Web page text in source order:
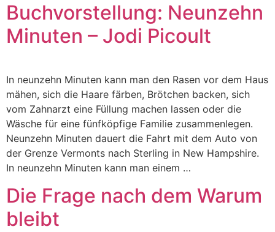
Buchvorstellung: Neunzehn
Minuten – Jodi Picoult
In neunzehn Minuten kann man den Rasen vor dem Haus
mähen, sich die Haare färben, Brötchen backen, sich
vom Zahnarzt eine Füllung machen lassen oder die
Wäsche für eine fünfköpfige Familie zusammenlegen.
Neunzehn Minuten dauert die Fahrt mit dem Auto von
der Grenze Vermonts nach Sterling in New Hampshire.
In neunzehn Minuten kann man einem …
Die Frage nach dem Warum
bleibt